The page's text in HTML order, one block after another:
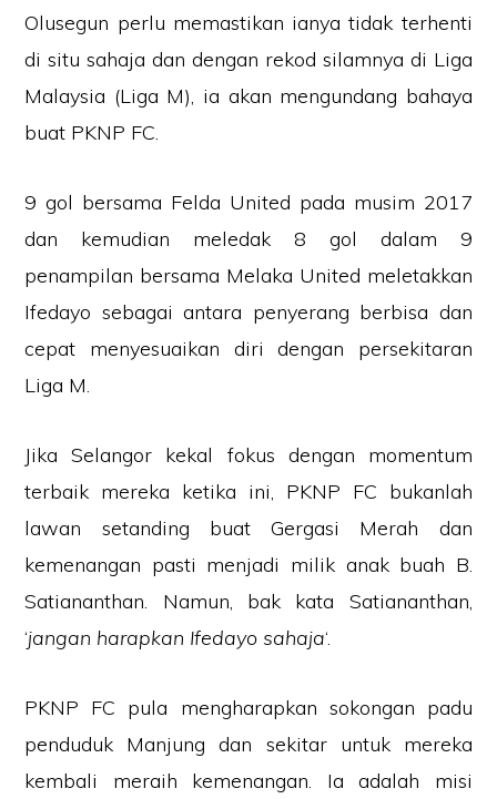
Olusegun perlu memastikan ianya tidak terhenti
di situ sahaja dan dengan rekod silamnya di Liga
Malaysia (Liga M), ia akan mengundang bahaya
buat PKNP FC.
9 gol bersama Felda United pada musim 2017
dan kemudian meledak 8 gol dalam 9
penampilan bersama Melaka United meletakkan
Ifedayo sebagai antara penyerang berbisa dan
cepat menyesuaikan diri dengan persekitaran
Liga M.
Jika Selangor kekal fokus dengan momentum
terbaik mereka ketika ini, PKNP FC bukanlah
lawan setanding buat Gergasi Merah dan
kemenangan pasti menjadi milik anak buah B.
Satiananthan. Namun, bak kata Satiananthan,
‘jangan harapkan Ifedayo sahaja‘.
PKNP FC pula mengharapkan sokongan padu
penduduk Manjung dan sekitar untuk mereka
kembali meraih kemenangan. Ia adalah misi